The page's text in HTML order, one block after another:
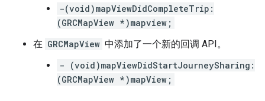
-(void)mapViewDidCompleteTrip:
(GRCMapView *)mapview;
在 GRCMapView 中添加了一个新的回调 API。
- (void)mapViewDidStartJourneySharing:
(GRCMapView *)mapView;